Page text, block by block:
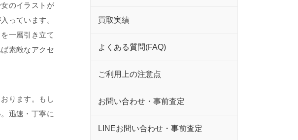
のイラストが
っています。
一層引き立て
素敵なアクセ
ります。もし
迅速・丁寧に
買取実績
よくある質問(FAQ)
ご利用上の注意点
お問い合わせ・事前査定
LINEお問い合わせ・事前査定